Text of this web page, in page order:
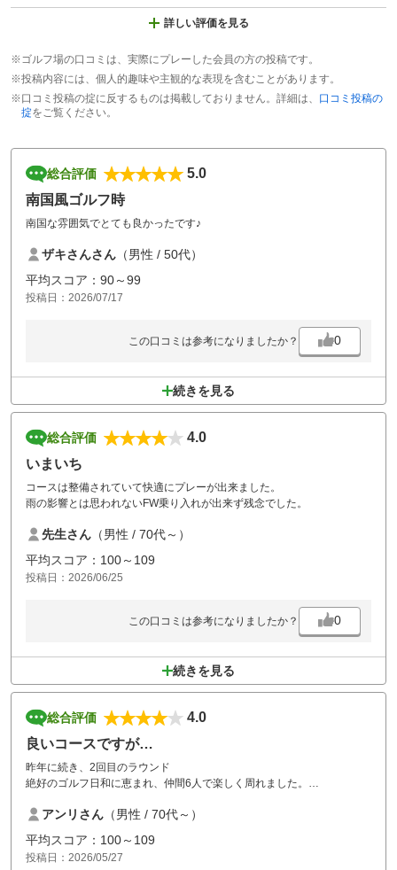
詳しい評価を見る
※ゴルフ場の口コミは、実際にプレーした会員の方の投稿です。
※投稿内容には、個人的趣味や主観的な表現を含むことがあります。
※口コミ投稿の掟に反するものは掲載しておりません。詳細は、 口コミ投稿の
掟をご覧ください。
総合評価
5.0
南国風ゴルフ時
南国な雰囲気でとても良かったです♪
ザキさんさん （男性 / 50代）
平均スコア：90～99
投稿日：2026/07/17
この口コミは参考になりましたか？ 0
続きを見る
総合評価
4.0
いまいち
コースは整備されていて快適にプレーが出来ました。
雨の影響とは思われないFW乗り入れが出来ず残念でした。
先生さん （男性 / 70代～）
平均スコア：100～109
投稿日：2026/06/25
この口コミは参考になりましたか？ 0
続きを見る
総合評価
4.0
良いコースですが…
昨年に続き、2回目のラウンド
絶好のゴルフ日和に恵まれ、仲間6人で楽しく周れました。
グリーンは砲台、そしてグリーンの周りはほぼバンカーなら囲まれた、
井上誠一氏の魅力が詰まっている、戦略的なコースです。
日帰りではちょっときついので、泊まりがけをお勧めします。
アンリさん （男性 / 70代～）
平均スコア：100～109
投稿日：2026/05/27